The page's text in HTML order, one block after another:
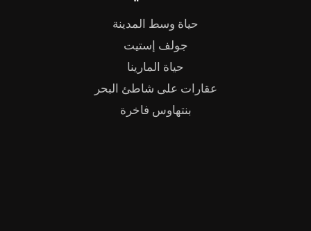
حياة وسط المدينة
جولف إستيت
حياة المارينا
عقارات على شاطئ البحر
بنتهاوس فاخرة